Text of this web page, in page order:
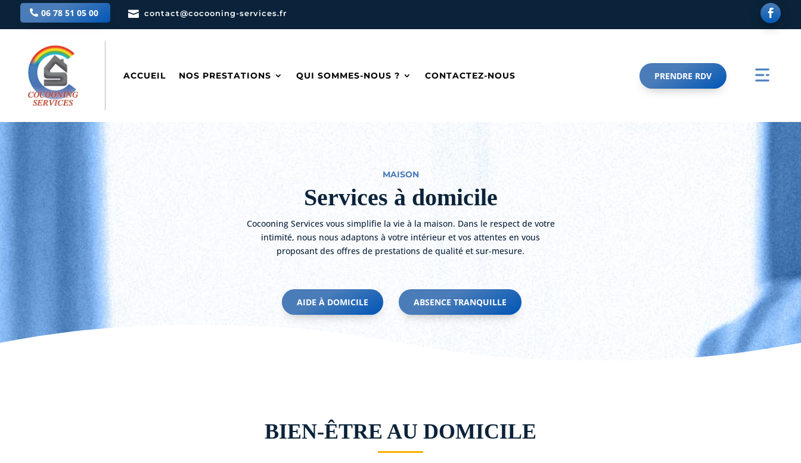
06 78 51 05 00  contact@cocooning-services.fr
ACCUEIL NOS PRESTATIONS QUI SOMMES-NOUS ? CONTACTEZ-NOUS PRENDRE RDV
MAISON
Services à domicile
Cocooning Services vous simplifie la vie à la maison. Dans le respect de votre
intimité, nous nous adaptons à votre intérieur et vos attentes en vous
proposant des offres de prestations de qualité et sur-mesure.
AIDE À DOMICILE ABSENCE TRANQUILLE
BIEN-ÊTRE AU DOMICILE